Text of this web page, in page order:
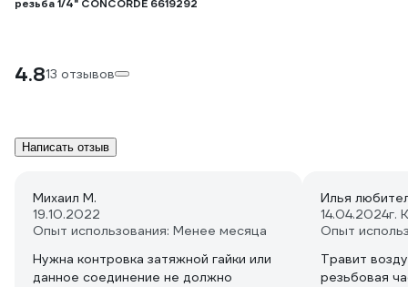
резьба 1/4" CONCORDE 6619292
4.813 отзывов
Написать отзыв
Михаил М.
19.10.2022
Опыт использования: Менее месяца
Нужна контровка затяжной гайки или
данное соединение не должно
Илья
14.04.2024г.
Опыт
Травит
резьбовая